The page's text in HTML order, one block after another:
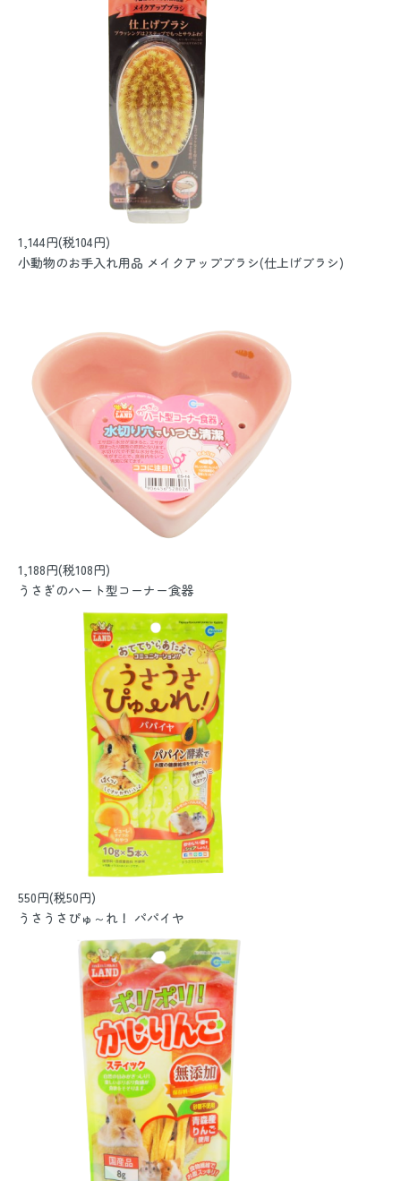
1,144円(税104円)
小動物のお手入れ用品 メイクアップブラシ(仕上げブラシ)
1,188円(税108円)
うさぎのハート型コーナー食器
550円(税50円)
うさうさぴゅ～れ！ パパイヤ